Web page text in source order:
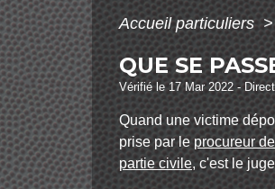
Accueil particuliers >
QUE SE
Vérifié le 17 Mar 2022 -
Quand une victime
prise par le procureur
partie civile, c'est le